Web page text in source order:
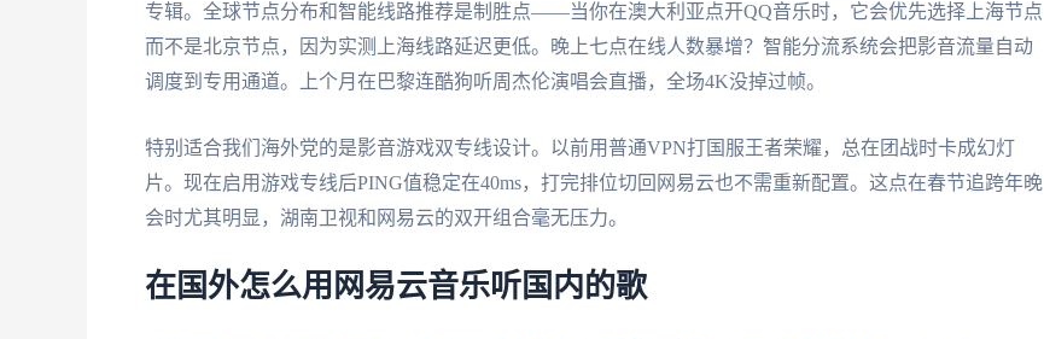
专辑。全球节点分布和智能线路推荐是制胜点——当你在澳大利亚点开QQ音乐时，它会优先选择上海节点
而不是北京节点，因为实测上海线路延迟更低。晚上七点在线人数暴增？智能分流系统会把影音流量自动
调度到专用通道。上个月在巴黎连酷狗听周杰伦演唱会直播，全场4K没掉过帧。
特别适合我们海外党的是影音游戏双专线设计。以前用普通VPN打国服王者荣耀，总在团战时卡成幻灯
片。现在启用游戏专线后PING值稳定在40ms，打完排位切回网易云也不需重新配置。这点在春节追跨年晚
会时尤其明显，湖南卫视和网易云的双开组合毫无压力。
在国外怎么用网易云音乐听国内的歌